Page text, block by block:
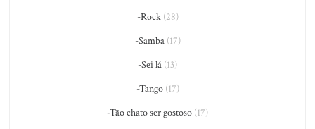
-Rock(28)
-Samba(17)
-Sei lá (13)
-Tango(17)
-Tão chato ser gostoso (17)